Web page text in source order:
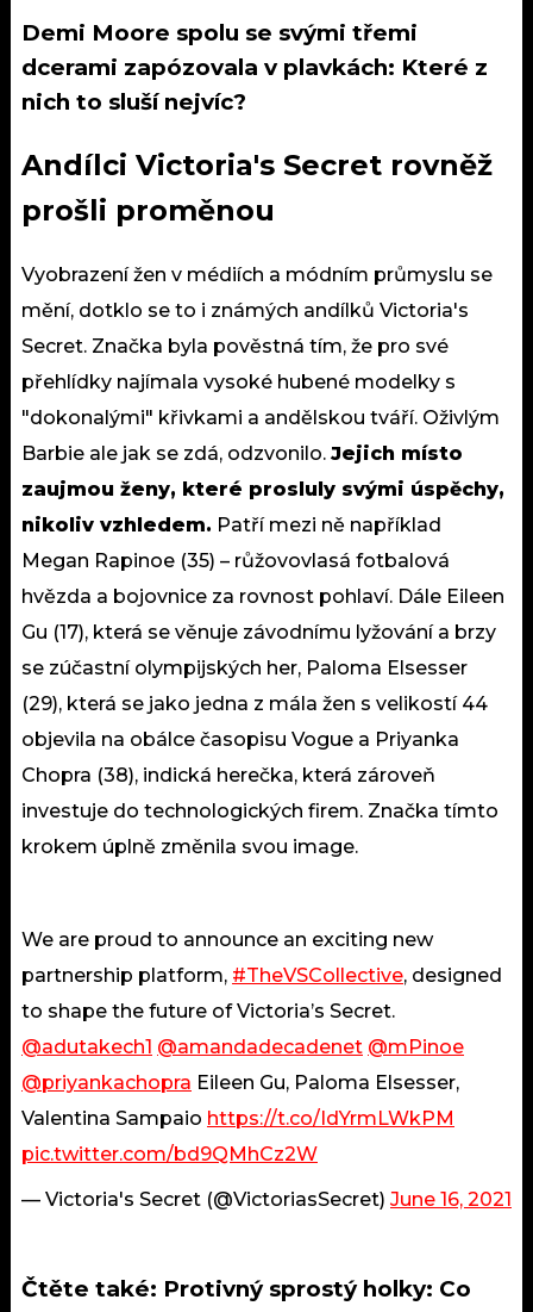
Demi Moore spolu se svými třemi
dcerami zapózovala v plavkách: Které z
nich to sluší nejvíc?
Andílci Victoria's Secret rovněž
prošli proměnou
Vyobrazení žen v médiích a módním průmyslu se
mění, dotklo se to i známých andílků Victoria's
Secret. Značka byla pověstná tím, že pro své
přehlídky najímala vysoké hubené modelky s
"dokonalými" křivkami a andělskou tváří. Oživlým
Barbie ale jak se zdá, odzvonilo. Jejich místo
zaujmou ženy, které prosluly svými úspěchy,
nikoliv vzhledem. Patří mezi ně například
Megan Rapinoe (35) – růžovovlasá fotbalová
hvězda a bojovnice za rovnost pohlaví. Dále Eileen
Gu (17), která se věnuje závodnímu lyžování a brzy
se zúčastní olympijských her, Paloma Elsesser
(29), která se jako jedna z mála žen s velikostí 44
objevila na obálce časopisu Vogue a Priyanka
Chopra (38), indická herečka, která zároveň
investuje do technologických firem. Značka tímto
krokem úplně změnila svou image.
We are proud to announce an exciting new
partnership platform, #TheVSCollective, designed
to shape the future of Victoria’s Secret.
@adutakech1 @amandadecadenet @mPinoe
@priyankachopra Eileen Gu, Paloma Elsesser,
Valentina Sampaio https://t.co/IdYrmLWkPM
pic.twitter.com/bd9QMhCz2W
— Victoria's Secret (@VictoriasSecret) June 16, 2021
Čtěte také: Protivný sprostý holky: Co